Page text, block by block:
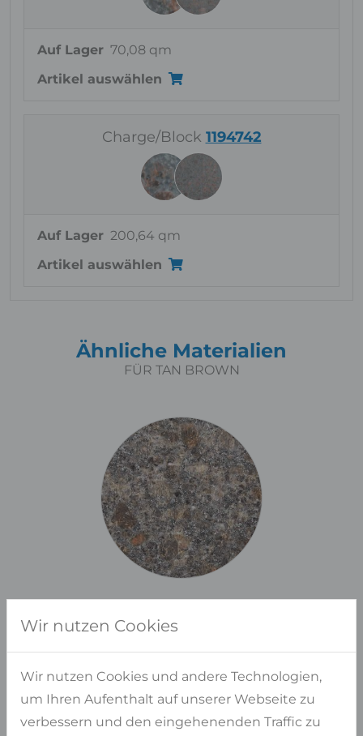
Auf Lager 70,08 qm
Artikel auswählen
Charge/Block 1194742
Auf Lager 200,64 qm
Artikel auswählen
Ähnliche Materialien
FÜR TAN BROWN
Haben Sie Fragen?
Wir nutzen Cookies
Wir nutzen Cookies und andere Technologien,
um Ihren Aufenthalt auf unserer Webseite zu
verbessern und den eingehenenden Traffic zu